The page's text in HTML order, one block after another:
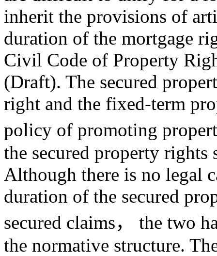
inherit the provisions of
duration of the mortgage
Civil Code of Property
(Draft). The secured
right and the fixed-term
policy of promoting
the secured property
Although there is no legal
duration of the secured
secured claims， the two
the normative structure.